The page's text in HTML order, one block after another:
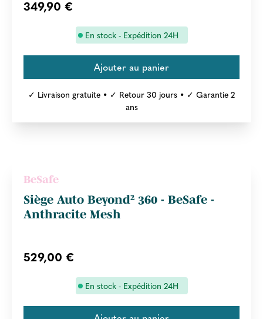
349,90 €
En stock - Expédition 24H
✓ Livraison gratuite • ✓ Retour 30 jours • ✓ Garantie 2
ans
BeSafe
Siège Auto Beyond² 360 - BeSafe -
Anthracite Mesh
529,00 €
En stock - Expédition 24H